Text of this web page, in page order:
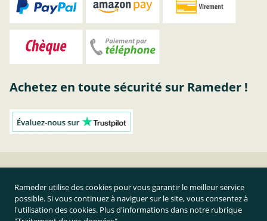
Achetez en toute sécurité sur Rameder !
Résilier le contrat
Rameder utilise des cookies pour vous garantir le meilleur service
possible. Si vous continuez à naviguer sur le site, vous consentez à
l'utilisation des cookies. Plus d'informations dans notre rubrique